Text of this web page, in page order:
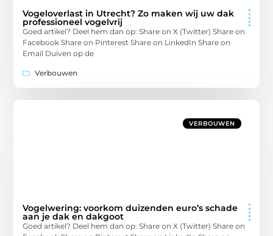
Vogeloverlast in Utrecht? Zo maken wij uw dak
professioneel vogelvrij
Goed artikel? Deel hem dan op: Share on X (Twitter) Share on
Facebook Share on Pinterest Share on LinkedIn Share on
Email Duiven op de
Verbouwen
VERBOUWEN
Vogelwering: voorkom duizenden euro’s schade
aan je dak en dakgoot
Goed artikel? Deel hem dan op: Share on X (Twitter) Share on